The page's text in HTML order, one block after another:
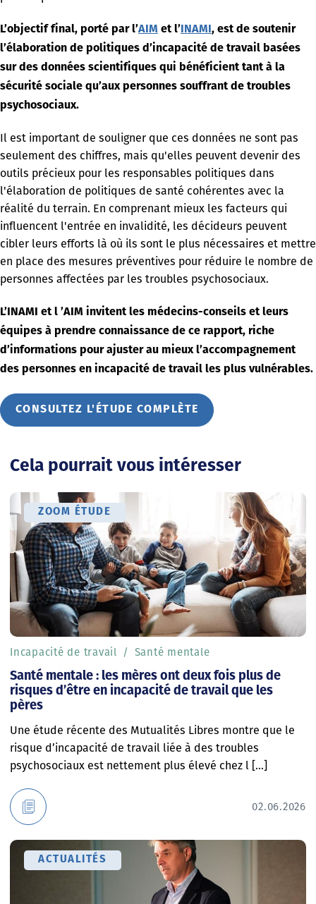
L’objectif final, porté par l’AIM et l’ INAMI , est de soutenir
l’élaboration de politiques d’incapacité de travail basées
sur des données scientifiques qui bénéficient tant à la
sécurité sociale qu’aux personnes souffrant de troubles
psychosociaux.
Il est important de souligner que ces données ne sont pas
seulement des chiffres, mais qu'elles peuvent devenir des
outils précieux pour les responsables politiques dans
l'élaboration de politiques de santé cohérentes avec la
réalité du terrain. En comprenant mieux les facteurs qui
influencent l'entrée en invalidité, les décideurs peuvent
cibler leurs efforts là où ils sont le plus nécessaires et mettre
en place des mesures préventives pour réduire le nombre de
personnes affectées par les troubles psychosociaux.
L’INAMI et l ’AIM invitent les médecins-conseils et leurs
équipes à prendre connaissance de ce rapport, riche
d’informations pour ajuster au mieux l’accompagnement
des personnes en incapacité de travail les plus vulnérables.
CONSULTEZ L'ÉTUDE COMPLÈTE
Cela pourrait vous intéresser
Santé mentale : les mères ont deux fois plus de
risques d’être en incapacité de travail que les
pères
ZOOM ÉTUDE
Une étude récente des Mutualités Libres montre que le
risque d’incapacité de travail liée à des troubles
psychosociaux est nettement plus élevé chez l [...]
Incapacité de travail Santé mentale
02.06.2026
ACTUALITÉS